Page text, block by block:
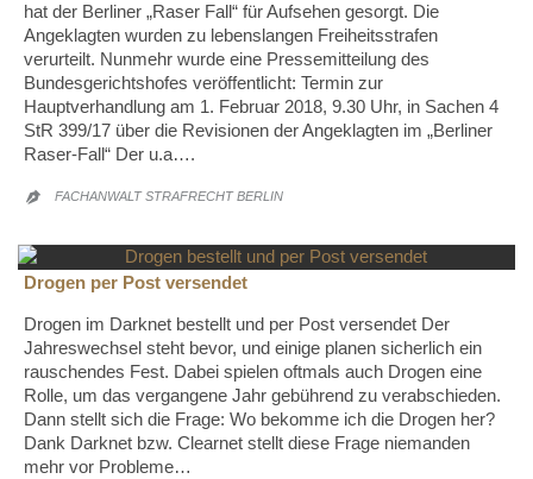
hat der Berliner „Raser Fall“ für Aufsehen gesorgt. Die
Angeklagten wurden zu lebenslangen Freiheitsstrafen
verurteilt. Nunmehr wurde eine Pressemitteilung des
Bundesgerichtshofes veröffentlicht: Termin zur
Hauptverhandlung am 1. Februar 2018, 9.30 Uhr, in Sachen 4
StR 399/17 über die Revisionen der Angeklagten im „Berliner
Raser-Fall“ Der u.a….
 FACHANWALT STRAFRECHT BERLIN
Drogen per Post versendet
Drogen im Darknet bestellt und per Post versendet Der
Jahreswechsel steht bevor, und einige planen sicherlich ein
rauschendes Fest. Dabei spielen oftmals auch Drogen eine
Rolle, um das vergangene Jahr gebührend zu verabschieden.
Dann stellt sich die Frage: Wo bekomme ich die Drogen her?
Dank Darknet bzw. Clearnet stellt diese Frage niemanden
mehr vor Probleme…